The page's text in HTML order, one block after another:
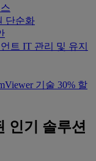
단순화
트 IT 관리 및 유지
기술 30% 할
인기 솔루션